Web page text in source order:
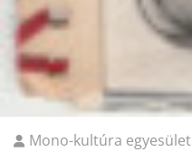
Mono-kultúra egyesület